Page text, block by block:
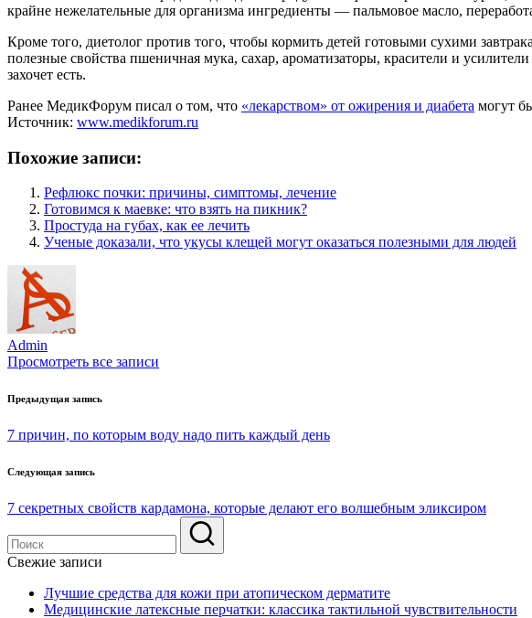
крайне нежелательные для организма ингредиенты — пальмовое масло,
Кроме того, диетолог против того, чтобы кормить детей готовыми сухими
полезные свойства пшеничная мука, сахар, ароматизаторы, красители и
захочет есть.
Ранее МедикФорум писал о том, что «лекарством» от ожирения и диабета могут
Источник: www.medikforum.ru
Похожие записи:
Рефлюкс почки: причины, симптомы, лечение
Готовимся к маевке: что взять на пикник?
Простуда на губах, как ее лечить
Ученые доказали, что укусы клещей могут оказаться полезными для людей
Admin
Просмотреть все записи
Навигация
по
Предыдущая запись
7 причин, по которым воду надо пить каждый день
Следующая запись
7 секретных свойств кардамона, которые делают его волшебным эликсиром
Свежие записи
Лучшие средства для кожи при атопическом дерматите
Медицинские латексные перчатки: классика тактильной чувствительности